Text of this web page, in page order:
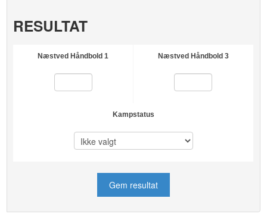
RESULTAT
Næstved Håndbold 1
Kampstatus
Næstved Håndbold 3